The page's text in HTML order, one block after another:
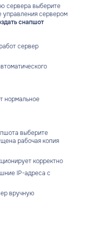
сервера выберите
управления сервером
снапшот
сервер
нормальное
выберите
рабочая копия
корректно
IP-адреса с
вручную